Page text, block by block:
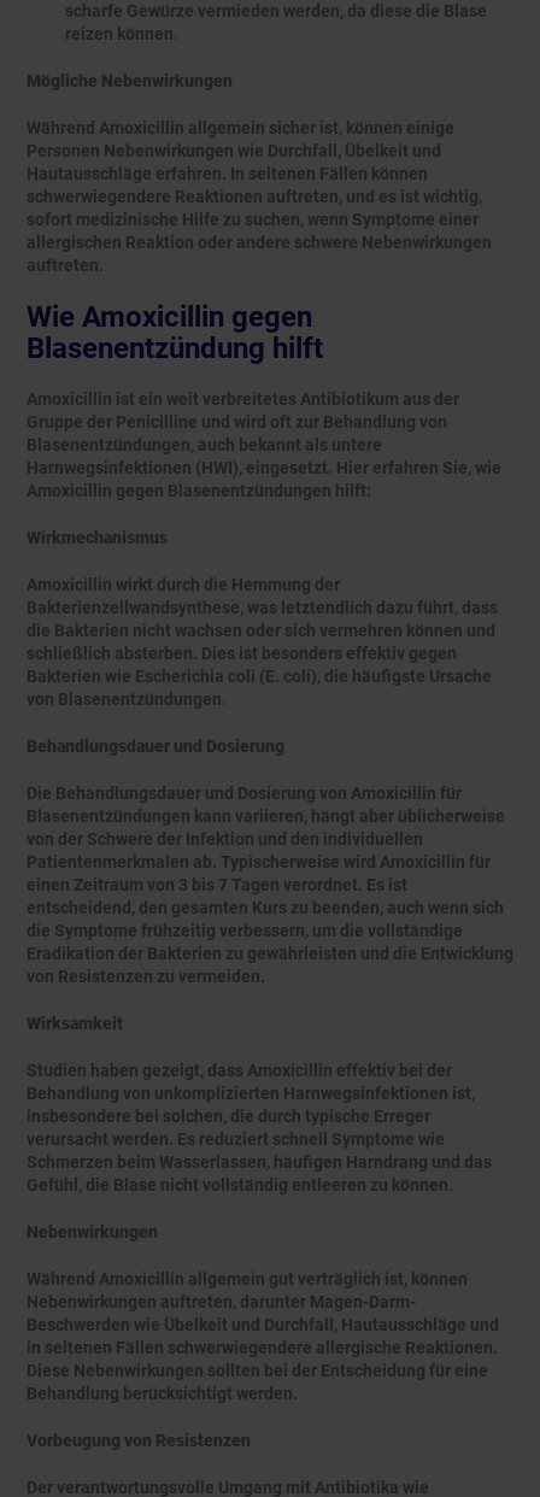
scharfe Gewürze vermieden werden, da diese die Blase
reizen können.
Mögliche Nebenwirkungen
Während Amoxicillin allgemein sicher ist, können einige
Personen Nebenwirkungen wie Durchfall, Übelkeit und
Hautausschläge erfahren. In seltenen Fällen können
schwerwiegendere Reaktionen auftreten, und es ist wichtig,
sofort medizinische Hilfe zu suchen, wenn Symptome einer
allergischen Reaktion oder andere schwere Nebenwirkungen
auftreten.
Wie Amoxicillin gegen
Blasenentzündung hilft
Amoxicillin ist ein weit verbreitetes Antibiotikum aus der
Gruppe der Penicilline und wird oft zur Behandlung von
Blasenentzündungen, auch bekannt als untere
Harnwegsinfektionen (HWI), eingesetzt. Hier erfahren Sie, wie
Amoxicillin gegen Blasenentzündungen hilft:
Wirkmechanismus
Amoxicillin wirkt durch die Hemmung der
Bakterienzellwandsynthese, was letztendlich dazu führt, dass
die Bakterien nicht wachsen oder sich vermehren können und
schließlich absterben. Dies ist besonders effektiv gegen
Bakterien wie Escherichia coli (E. coli), die häufigste Ursache
von Blasenentzündungen.
Behandlungsdauer und Dosierung
Die Behandlungsdauer und Dosierung von Amoxicillin für
Blasenentzündungen kann variieren, hängt aber üblicherweise
von der Schwere der Infektion und den individuellen
Patientenmerkmalen ab. Typischerweise wird Amoxicillin für
einen Zeitraum von 3 bis 7 Tagen verordnet. Es ist
entscheidend, den gesamten Kurs zu beenden, auch wenn sich
die Symptome frühzeitig verbessern, um die vollständige
Eradikation der Bakterien zu gewährleisten und die Entwicklung
von Resistenzen zu vermeiden.
Wirksamkeit
Studien haben gezeigt, dass Amoxicillin effektiv bei der
Behandlung von unkomplizierten Harnwegsinfektionen ist,
insbesondere bei solchen, die durch typische Erreger
verursacht werden. Es reduziert schnell Symptome wie
Schmerzen beim Wasserlassen, häufigen Harndrang und das
Gefühl, die Blase nicht vollständig entleeren zu können.
Nebenwirkungen
Während Amoxicillin allgemein gut verträglich ist, können
Nebenwirkungen auftreten, darunter Magen-Darm-
Beschwerden wie Übelkeit und Durchfall, Hautausschläge und
in seltenen Fällen schwerwiegendere allergische Reaktionen.
Diese Nebenwirkungen sollten bei der Entscheidung für eine
Behandlung berücksichtigt werden.
Vorbeugung von Resistenzen
Der verantwortungsvolle Umgang mit Antibiotika wie